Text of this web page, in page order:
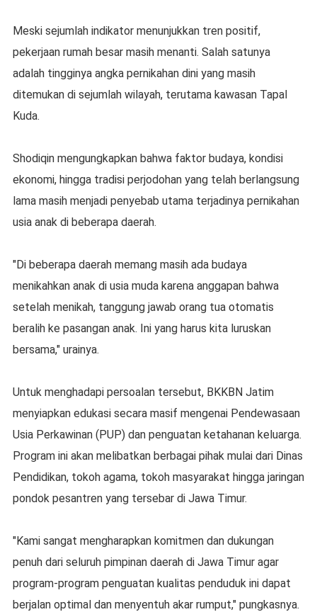
Meski sejumlah indikator menunjukkan tren positif,
pekerjaan rumah besar masih menanti. Salah satunya
adalah tingginya angka pernikahan dini yang masih
ditemukan di sejumlah wilayah, terutama kawasan Tapal
Kuda.
Shodiqin mengungkapkan bahwa faktor budaya, kondisi
ekonomi, hingga tradisi perjodohan yang telah berlangsung
lama masih menjadi penyebab utama terjadinya pernikahan
usia anak di beberapa daerah.
"Di beberapa daerah memang masih ada budaya
menikahkan anak di usia muda karena anggapan bahwa
setelah menikah, tanggung jawab orang tua otomatis
beralih ke pasangan anak. Ini yang harus kita luruskan
bersama," urainya.
Untuk menghadapi persoalan tersebut, BKKBN Jatim
menyiapkan edukasi secara masif mengenai Pendewasaan
Usia Perkawinan (PUP) dan penguatan ketahanan keluarga.
Program ini akan melibatkan berbagai pihak mulai dari Dinas
Pendidikan, tokoh agama, tokoh masyarakat hingga jaringan
pondok pesantren yang tersebar di Jawa Timur.
"Kami sangat mengharapkan komitmen dan dukungan
penuh dari seluruh pimpinan daerah di Jawa Timur agar
program-program penguatan kualitas penduduk ini dapat
berjalan optimal dan menyentuh akar rumput," pungkasnya.